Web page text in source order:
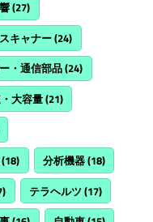
(27)
スキャナー(24)
・通信部品(24)
大容量(21)
(18) 分析機器(18)
テラヘルツ (17)